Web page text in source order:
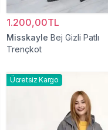
1.200,00TL
Misskayle Bej Gizli Patlı
Trençkot
Ücretsiz Kargo